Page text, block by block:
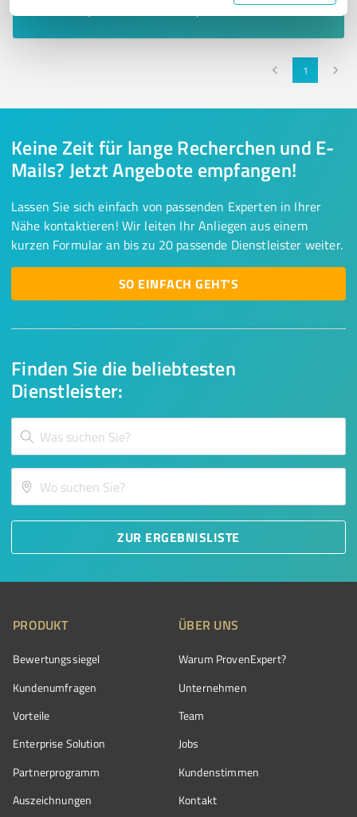
1
Finden Sie die beliebtesten
Dienstleister:
ZUR ERGEBNISLISTE
Keine Zeit für lange Recherchen und E-
Mails? Jetzt Angebote empfangen!
Lassen Sie sich einfach von passenden Experten in Ihrer
Nähe kontaktieren! Wir leiten Ihr Anliegen aus einem
kurzen Formular an bis zu 20 passende Dienstleister weiter.
SO EINFACH GEHT'S
PRODUKT
Bewertungssiegel
Kundenumfragen
Vorteile
Enterprise Solution
Partnerprogramm
Auszeichnungen
ÜBER UNS
Warum ProvenExpert?
Unternehmen
Team
Jobs
Kundenstimmen
Kontakt